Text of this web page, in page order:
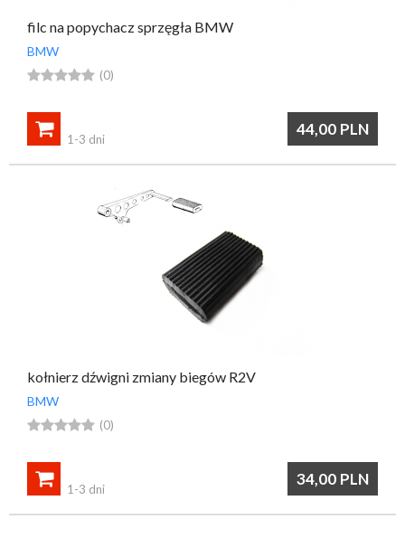
filc na popychacz sprzęgła BMW
BMW
 (0)
44,00 PLN

1-3 dni
kołnierz dźwigni zmiany biegów R2V
BMW
 (0)
34,00 PLN

1-3 dni